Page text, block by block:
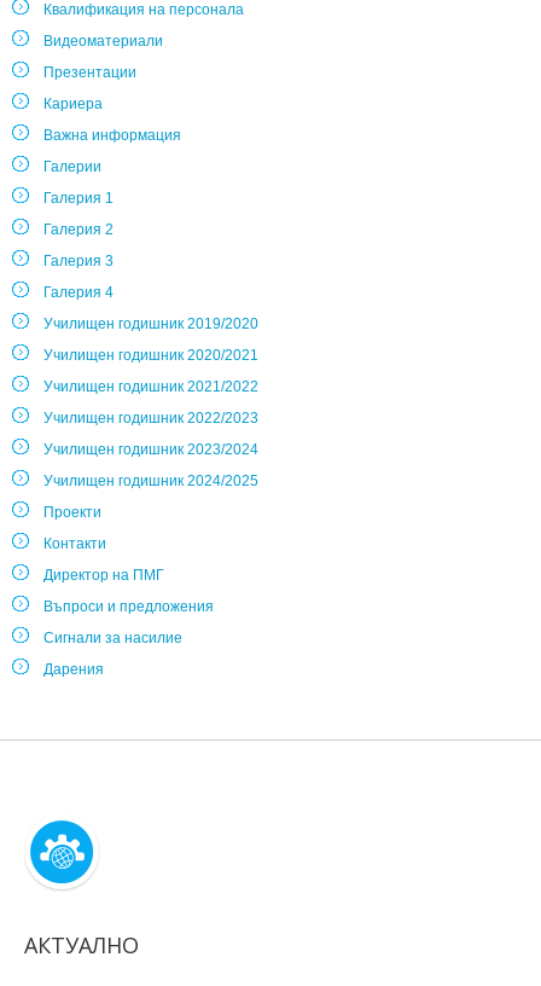
Квалификация на персонала
Видеоматериали
Презентации
Кариера
Важна информация
Галерии
Галерия 1
Галерия 2
Галерия 3
Галерия 4
Училищен годишник 2019/2020
Училищен годишник 2020/2021
Училищен годишник 2021/2022
Училищен годишник 2022/2023
Училищен годишник 2023/2024
Училищен годишник 2024/2025
Проекти
Контакти
Директор на ПМГ
Въпроси и предложения
Сигнали за насилие
Дарения
АКТУАЛНО